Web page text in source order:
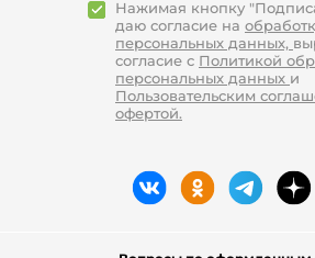
Нажимая кнопку
даю согласие на
персональных данных,
согласие с Политикой
персональных данных и
Пользовательским
офертой.